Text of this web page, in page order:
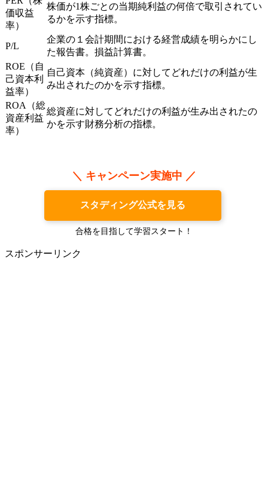
価収益
率）
株価が1株ごとの当期純利益の何倍で取引されてい
るかを示す指標。
P/L
企業の１会計期間における経営成績を明らかにし
た報告書。損益計算書。
ROE（自
己資本利
益率）
自己資本（純資産）に対してどれだけの利益が生
み出されたのかを示す指標。
ROA（総
資産利益
率）
総資産に対してどれだけの利益が生み出されたの
かを示す財務分析の指標。
＼ キャンペーン実施中 ／
スタディング公式を見る
合格を目指して学習スタート！
スポンサーリンク